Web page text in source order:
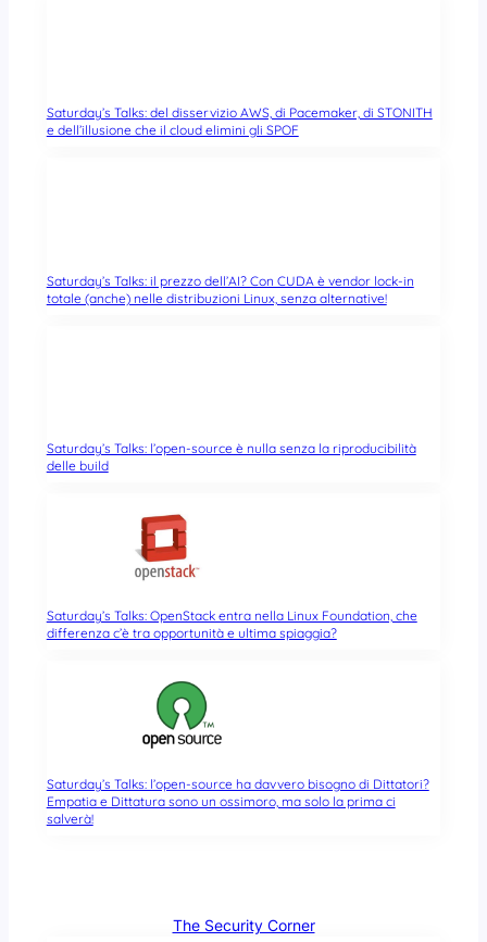
Saturday’s Talks: del disservizio AWS, di Pacemaker, di STONITH
e dell’illusione che il cloud elimini gli SPOF
Saturday’s Talks: il prezzo dell’AI? Con CUDA è vendor lock-in
totale (anche) nelle distribuzioni Linux, senza alternative!
Saturday’s Talks: l’open-source è nulla senza la riproducibilità
delle build
Saturday’s Talks: OpenStack entra nella Linux Foundation, che
differenza c’è tra opportunità e ultima spiaggia?
Saturday’s Talks: l’open-source ha davvero bisogno di Dittatori?
Empatia e Dittatura sono un ossimoro, ma solo la prima ci
salverà!
The Security Corner